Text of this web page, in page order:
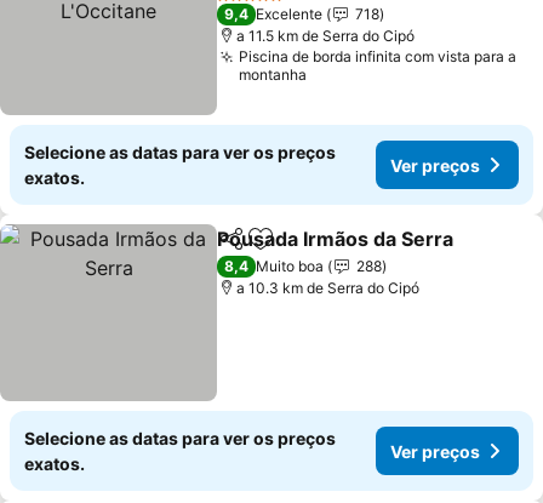
5 Estrelas
9,4 Excelente
718
a 11.5 km de Serra do Cipó
Piscina de borda infinita com vista para a
montanha
Selecione as datas para ver os preços
exatos.
Ver preços
PartilharAdicionar aos favoritos
Pousada Irmãos da Serra
8,4 Muito boa
288
a 10.3 km de Serra do Cipó
Selecione as datas para ver os preços
exatos.
Ver preços